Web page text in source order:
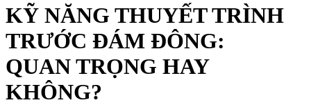
KỸ NĂNG THUYẾT TRÌNH
TRƯỚC ĐÁM ĐÔNG:
QUAN TRỌNG HAY
KHÔNG?